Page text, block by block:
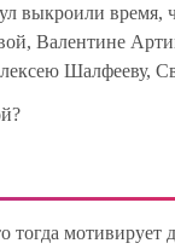
выкроили время,
Валентине
Шалфееву,
мотивирует